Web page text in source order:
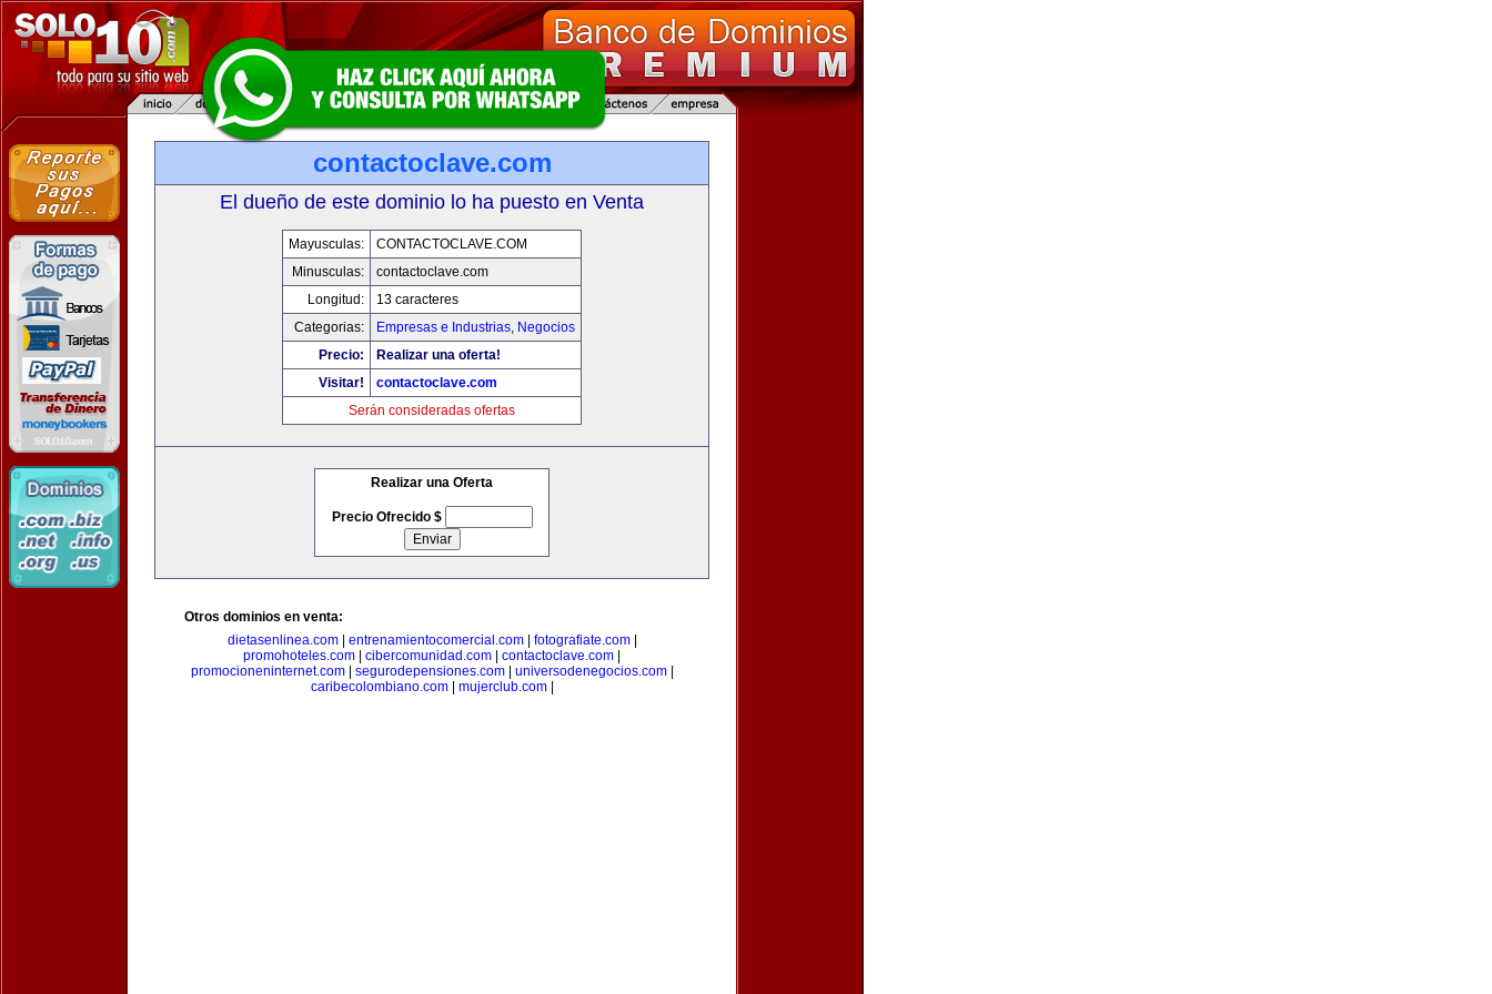
contactoclave.com
El dueño de este dominio lo ha puesto en Venta
Mayusculas:
CONTACTOCLAVE.COM
Minusculas:
contactoclave.com
Longitud:
13 caracteres
Categorias:
Empresas e Industrias, Negocios
Precio:
Realizar una oferta!
Visitar!
contactoclave.com
Serán consideradas ofertas
Realizar una Oferta
Precio Ofrecido $
Otros dominios en venta:
dietasenlinea.com| entrenamientocomercial.com| fotografiate.com|
promohoteles.com
cibercomunidad.com contactoclave.com
promocioneninternet.com| segurodepensiones.com| universodenegocios.com|
caribecolombiano.com| mujerclub.com|